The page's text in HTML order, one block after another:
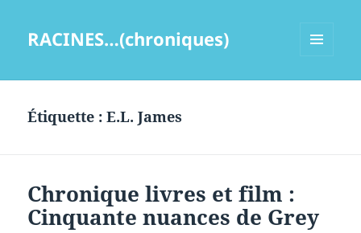
RACINES…(chroniques)
Étiquette :E.L. James
Chronique livres et film :
Cinquante nuances de Grey